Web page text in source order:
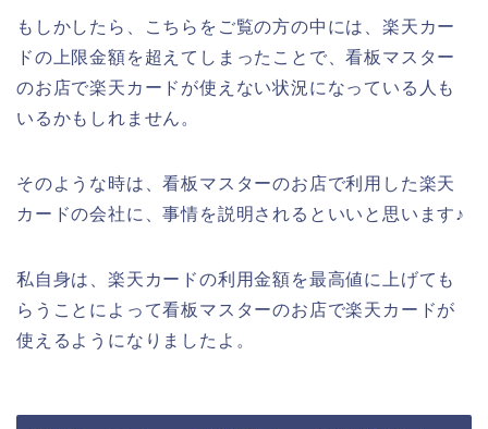
もしかしたら、こちらをご覧の方の中には、楽天カー
ドの上限金額を超えてしまったことで、看板マスター
のお店で楽天カードが使えない状況になっている人も
いるかもしれません。
そのような時は、看板マスターのお店で利用した楽天
カードの会社に、事情を説明されるといいと思います♪
私自身は、楽天カードの利用金額を最高値に上げても
らうことによって看板マスターのお店で楽天カードが
使えるようになりましたよ。